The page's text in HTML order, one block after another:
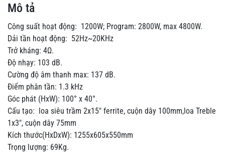
Mô tả
Công suất hoạt động: 1200W; Program: 2800W, max 4800W.
Dải tần hoạt động: 52Hz~20KHz
Trở kháng: 4Ω.
Độ nhạy: 103 dB.
Cường độ âm thanh max: 137 dB.
Điểm phân tần: 1.3 kHz
Góc phát (HxW): 100° x 40°.
Cấu tạo: loa siêu trầm 2x15" ferrite, cuộn dây 100mm,loa Treble
1x3", cuộn dây 75mm
Kích thước(HxDxW): 1255x605x550mm
Trọng lượng: 69Kg.